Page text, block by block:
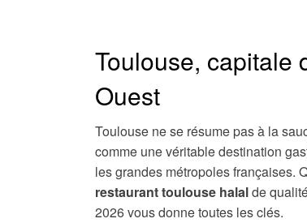
Toulouse, capitale
Ouest
Toulouse ne se résume pas à la
comme une véritable destination
les grandes métropoles françaises.
restaurant toulouse halalde
2026 vous donne toutes les clés.